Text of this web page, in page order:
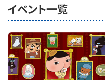
イベント一覧